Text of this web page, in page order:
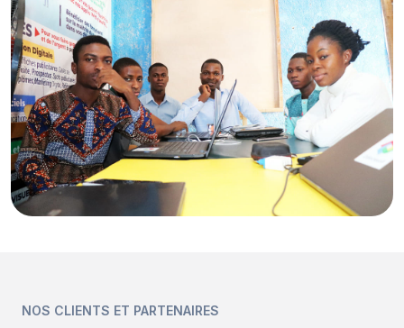
NOS CLIENTS ET PARTENAIRES